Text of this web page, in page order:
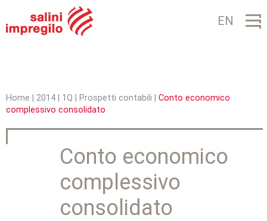
Jump to navigation EN
T
u
Home 2014 1Q Prospetti contabili
Conto economico
complessivo consolidato
Conto economico
complessivo
consolidato